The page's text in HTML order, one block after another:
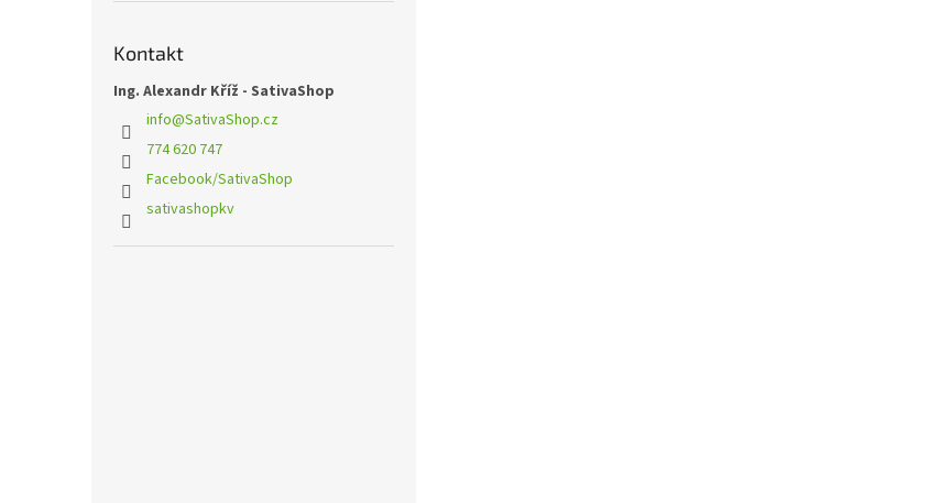
Kontakt
Ing. Alexandr Kříž - SativaShop
info@SativaShop.cz
774 620 747
Facebook/SativaShop
sativashopkv